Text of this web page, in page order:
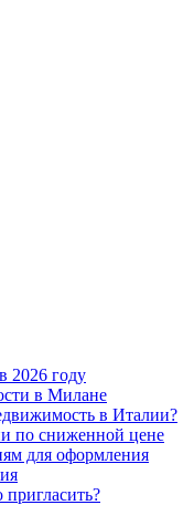
2026 году
в Милане
в Италии?
по сниженной цене
для оформления